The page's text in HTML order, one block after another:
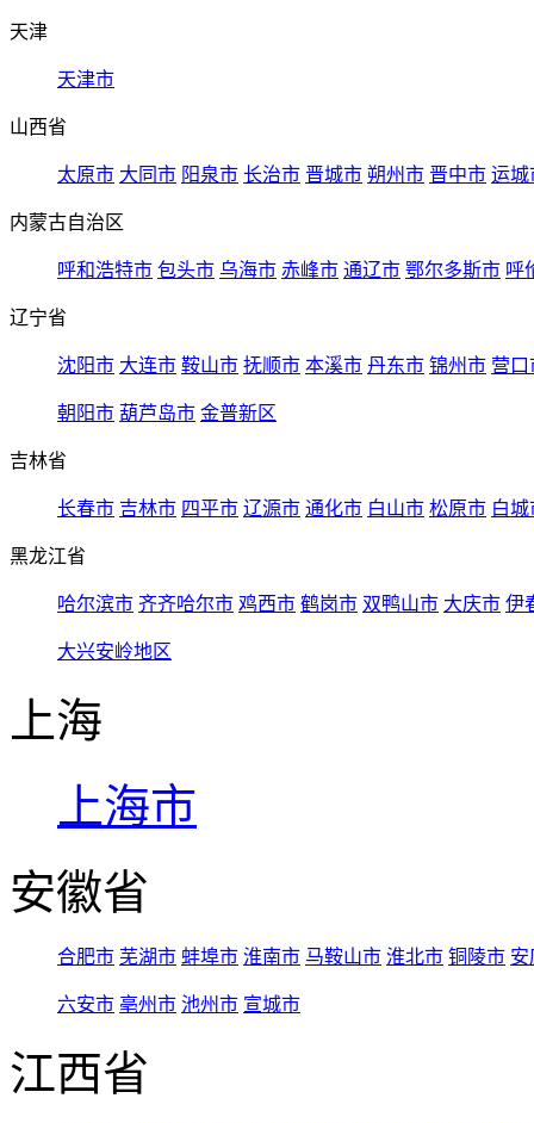
天津
天津市
山西省
太原市 大同市 阳泉市 长治市 晋城市 朔州市 晋中市 运城
内蒙古自治区
呼和浩特市 包头市 乌海市 赤峰市 通辽市 鄂尔多斯市 呼
辽宁省
沈阳市 大连市 鞍山市 抚顺市 本溪市 丹东市 锦州市 营口
朝阳市 葫芦岛市 金普新区
吉林省
长春市 吉林市 四平市 辽源市 通化市 白山市 松原市 白城
黑龙江省
哈尔滨市 齐齐哈尔市 鸡西市 鹤岗市 双鸭山市 大庆市 伊
大兴安岭地区
上海
上海市
安徽省
合肥市 芜湖市 蚌埠市 淮南市 马鞍山市 淮北市 铜陵市 安
六安市 亳州市 池州市 宣城市
江西省